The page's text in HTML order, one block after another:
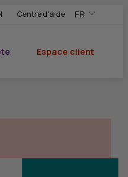
Centre d'aide FR
,Version
,Changer de
Espace client